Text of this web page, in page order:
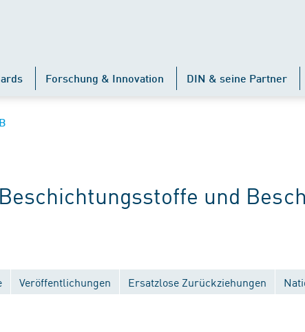
Forschung & Innovation DIN & seine Partner
und
Veröffentlichungen Ersatzlose Zurückziehungen